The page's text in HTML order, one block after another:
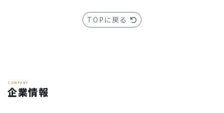
TOPに戻る
COMPANY
企業情報